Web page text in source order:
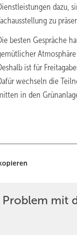
dazu,
zu
besten Gespräche
ist für
wechseln die
in den
Problem mit